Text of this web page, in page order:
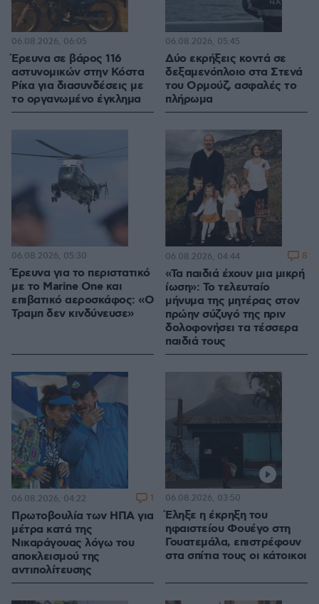
Έρευνα σε βάρος 116
αστυνομικών στην Κόστα
Ρίκα για διασυνδέσεις με
το οργανωμένο έγκλημα
06.08.2026, 06:05
Δύο εκρήξεις κοντά σε
δεξαμενόπλοιο στα Στενά
του Ορμούζ, ασφαλές το
πλήρωμα
06.08.2026, 05:45
Έρευνα για το περιστατικό
με το Marine One και
επιβατικό αεροσκάφος: «Ο
Τραμπ δεν κινδύνευσε»
06.08.2026, 05:30
«Τα παιδιά έχουν μια μικρή
ίωση»: Το τελευταίο
μήνυμα της μητέρας στον
πρώην σύζυγό της πριν
δολοφονήσει τα τέσσερα
παιδιά τους
06.08.2026, 04:44 8
Πρωτοβουλία των ΗΠΑ για
μέτρα κατά της
Νικαράγουας λόγω του
αποκλεισμού της
αντιπολίτευσης
06.08.2026, 04:22 1
Έληξε η έκρηξη του
ηφαιστείου Φουέγο στη
Γουατεμάλα, επιστρέφουν
στα σπίτια τους οι κάτοικοι
06.08.2026, 03:50